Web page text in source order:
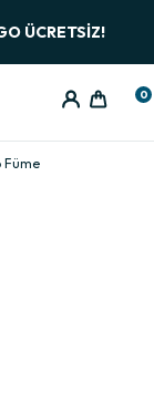
ÜCRETSİZ!
0
Füme